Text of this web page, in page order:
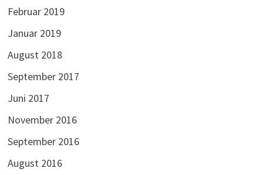
Februar 2019
Januar 2019
August 2018
September 2017
Juni 2017
November 2016
September 2016
August 2016